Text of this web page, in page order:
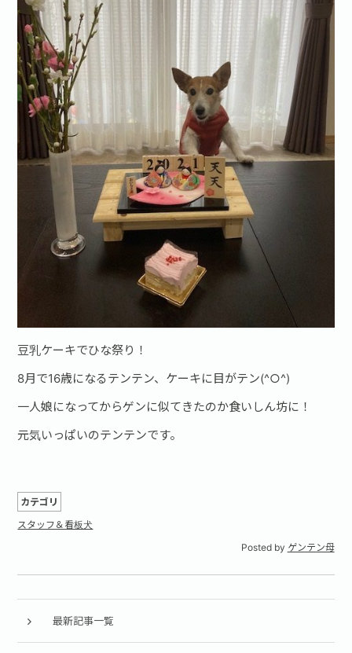
豆乳ケーキでひな祭り！
8月で16歳になるテンテン、ケーキに目がテン(^○^)
一人娘になってからゲンに似てきたのか食いしん坊に！
元気いっぱいのテンテンです。
カテゴリ
スタッフ＆看板犬
Posted by ゲンテン母
最新記事一覧